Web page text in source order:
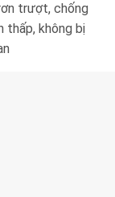
trượt, chống
thấp, không bị